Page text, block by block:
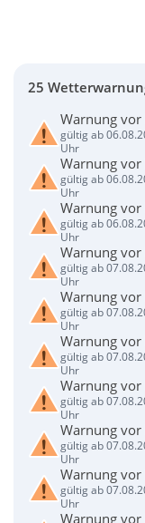
25
Warnung
gültig ab
Uhr
Warnung
gültig ab
Uhr
Warnung
gültig ab
Uhr
Warnung
gültig ab
Uhr
Warnung
gültig ab
Uhr
Warnung
gültig ab
Uhr
Warnung
gültig ab
Uhr
Warnung
gültig ab
Uhr
Warnung
gültig ab
Uhr
Warnung